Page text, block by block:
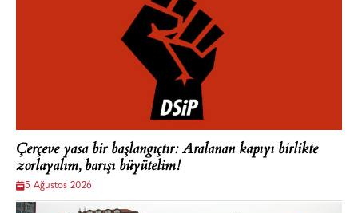
Çerçeve yasa bir başlangıçtır: Aralanan kapıyı birlikte
zorlayalım, barışı büyütelim!
5 Ağustos 2026